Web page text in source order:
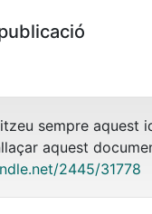
sempre aquest
aquest
2445/31778